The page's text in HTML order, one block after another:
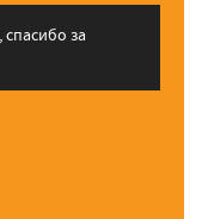
спасибо за